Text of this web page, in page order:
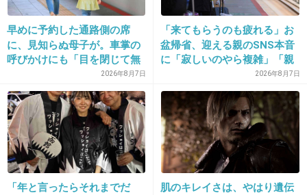
16. 匿名 2026/06/03(水) 21:26:02
橋本環奈さん
浜辺美波さん
+12 -14
17. 匿名 2026/06/03(水) 21:26:32
畑芽衣ちゃん
99.9の佐田先生の娘からしか知らないけどw
+12 -9
早めに予約した通路側の席
に、見知らぬ母子が。車掌の
呼びかけにも「目を閉じて無
視」して居座られました。無
理やり奪われた席は、結
局“やったもん勝ち”になって
しまうのでしょうか？
2026年8月7日
「来てもらうのも疲れる」お
盆帰省、迎える親のSNS本音
に「寂しいのやら複雑」「親
孝行だと思っていたのに」
2026年8月7日
「年と言ったらそれまでだ
肌のキレイさは、やはり遺伝